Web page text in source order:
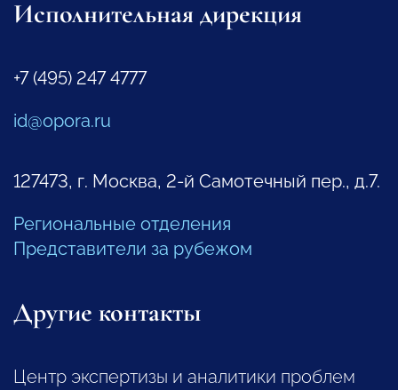
Исполнительная дирекция
+7 (495) 247 4777
id@opora.ru
127473, г. Москва, 2-й Самотечный пер., д.7.
Региональные отделения
Представители за рубежом
Другие контакты
Центр экспертизы и аналитики проблем